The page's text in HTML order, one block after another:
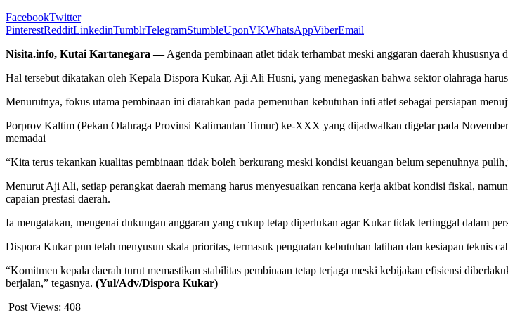
FacebookTwitter
PinterestRedditLinkedinTumblrTelegramStumbleUponVKWhatsAppViberEmail
Nisita.info, Kutai Kartanegara —Agenda pembinaan atlet tidak terhambat meski anggaran daerah
Hal tersebut dikatakan oleh Kepala Dispora Kukar, Aji Ali Husni, yang menegaskan bahwa sektor olahraga
Menurutnya, fokus utama pembinaan ini diarahkan pada pemenuhan kebutuhan inti atlet sebagai persiapan
Porprov Kaltim (Pekan Olahraga Provinsi Kalimantan Timur) ke-XXX yang dijadwalkan digelar pada
memadai
“Kita terus tekankan kualitas pembinaan tidak boleh berkurang meski kondisi keuangan belum sepenuhnya
Menurut Aji Ali, setiap perangkat daerah memang harus menyesuaikan rencana kerja akibat kondisi fiskal,
capaian prestasi daerah.
Ia mengatakan, mengenai dukungan anggaran yang cukup tetap diperlukan agar Kukar tidak tertinggal dalam
Dispora Kukar pun telah menyusun skala prioritas, termasuk penguatan kebutuhan latihan dan kesiapan teknis
“Komitmen kepala daerah turut memastikan stabilitas pembinaan tetap terjaga meski kebijakan efisiensi
berjalan,” tegasnya. (Yul/Adv/Dispora Kukar)
Post Views: 408